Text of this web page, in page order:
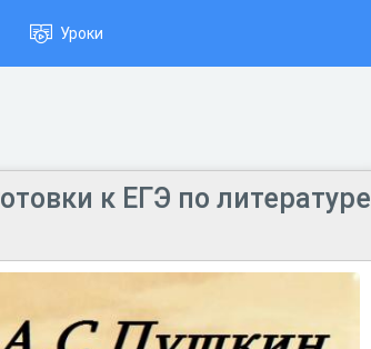
Уроки
к ЕГЭ по литературе